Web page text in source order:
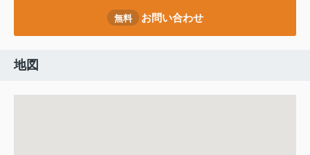
無料 お問い合わせ
地図